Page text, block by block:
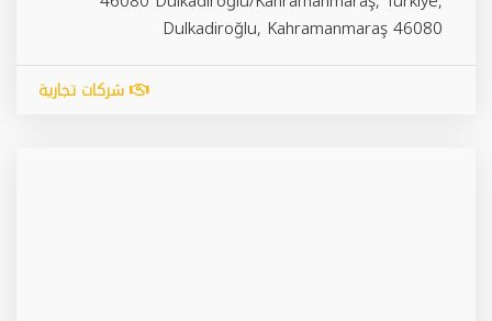
Dulkadiroğlu, Kahramanmaraş46080
شركات تجارية